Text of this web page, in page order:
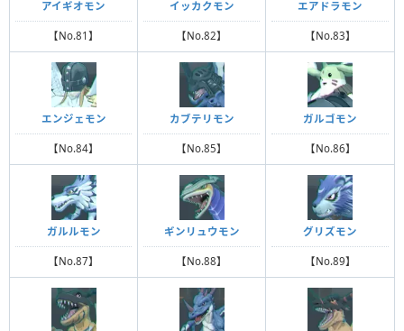
アイギオモン
【No.81】
イッカクモン
【No.82】
エアドラモン
【No.83】
エンジェモン
【No.84】
カブテリモン
【No.85】
ガルゴモン
【No.86】
ガルルモン
【No.87】
ギンリュウモン
【No.88】
グリズモン
【No.89】